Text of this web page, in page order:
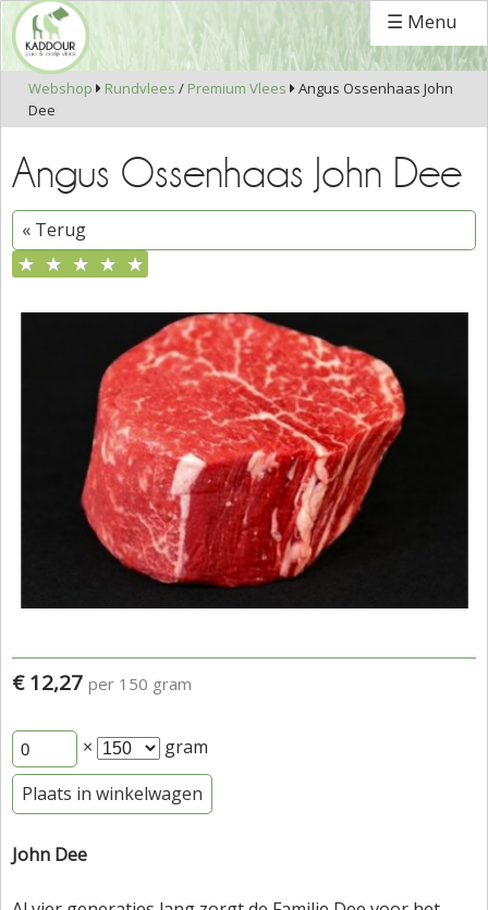
☰ Menu
Webshop  Rundvlees / Premium Vlees  Angus Ossenhaas John
Dee
Angus Ossenhaas John Dee
« Terug
★ ★ ★ ★ ★
€ 12,27 per 150 gram
×
gram
Plaats in winkelwagen
John Dee